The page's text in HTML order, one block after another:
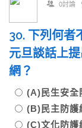
0討論
30. 下列何者
元旦談話上
網？
(A)民生安
(B)民主防
(C)文化防